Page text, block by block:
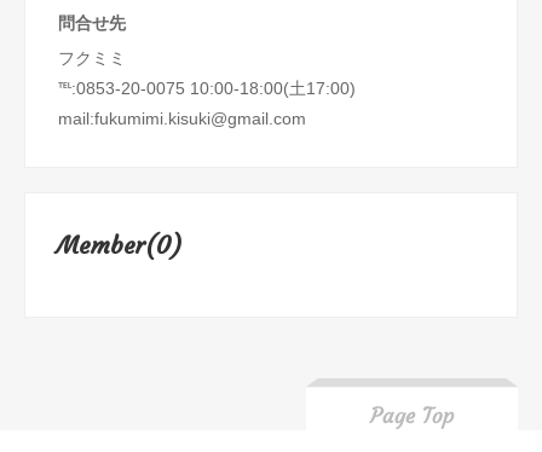
問合せ先
フクミミ
℡:0853-20-0075 10:00-18:00(土17:00)
mail:fukumimi.kisuki@gmail.com
Member(0)